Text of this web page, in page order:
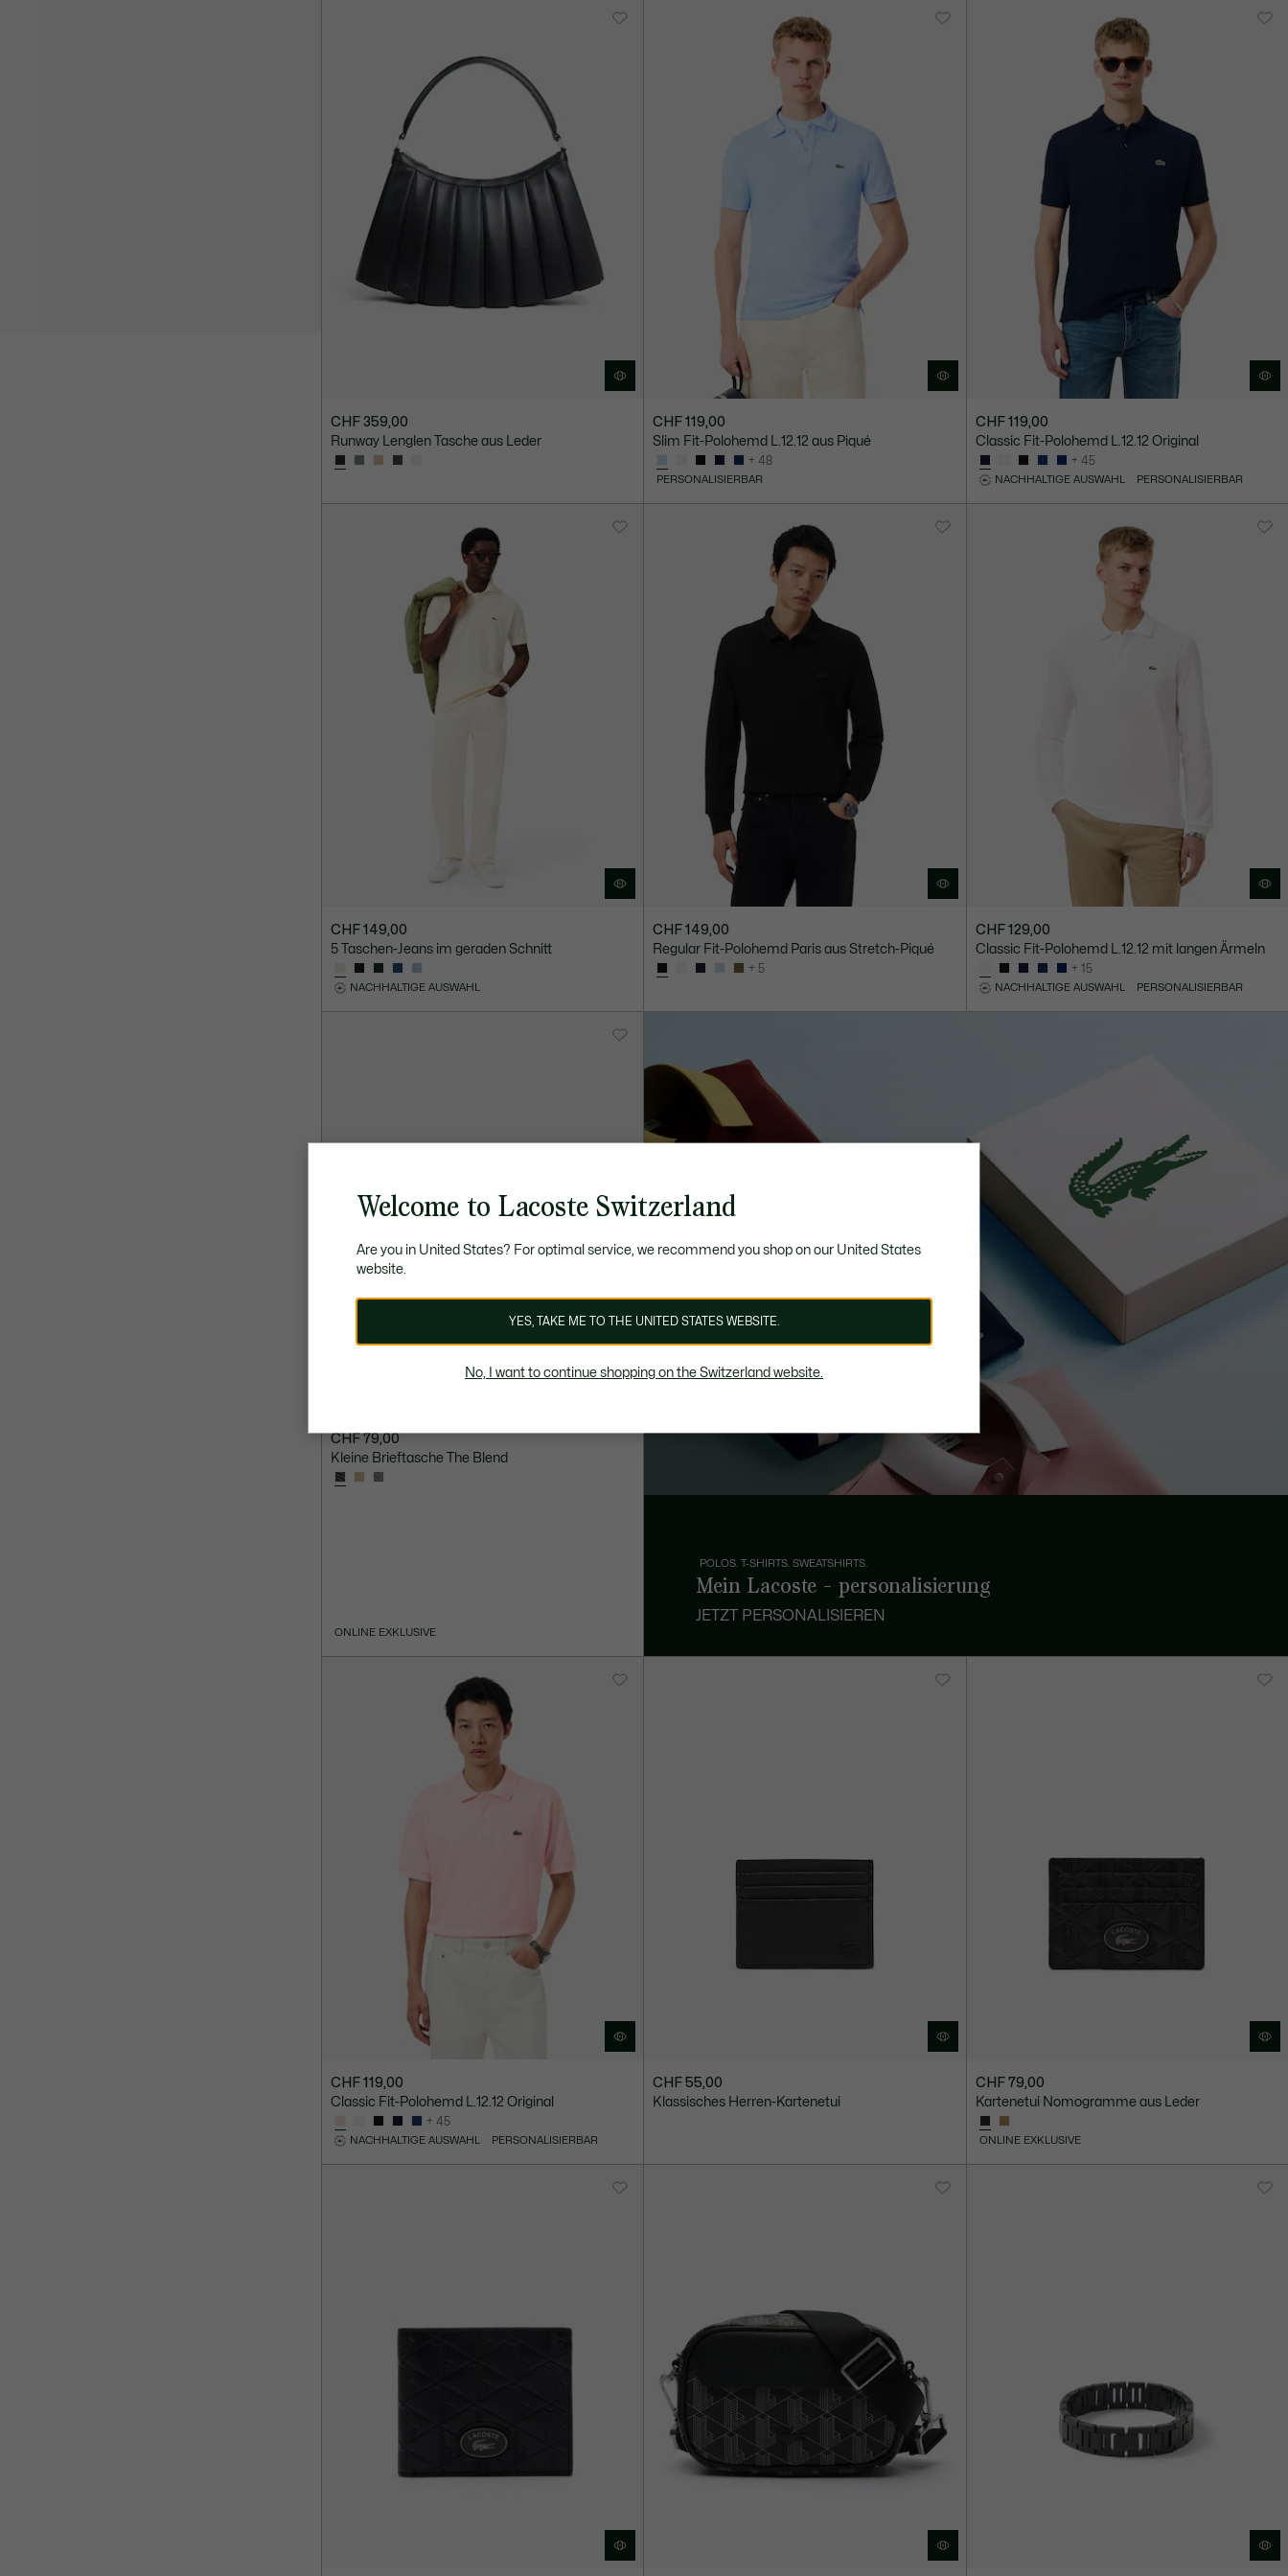
CHF 359,00
Runway Lenglen Tasche aus Leder
CHF 119,00
Slim Fit-Polohemd L.12.12 aus Piqué
+ 48
PERSONALISIERBAR
CHF 119,00
Classic Fit-Polohemd L.12.12 Original
+ 45
NACHHALTIGE AUSWAHL PERSONALISIERBAR
CHF 149,00
5 Taschen-Jeans im geraden Schnitt
NACHHALTIGE AUSWAHL
CHF 149,00
Regular Fit-Polohemd Paris aus Stretch-Piqué
+ 5
CHF 129,00
Classic Fit-Polohemd L.12.12 mit langen Ärmeln
+ 15
NACHHALTIGE AUSWAHL PERSONALISIERBAR
CHF 79,00
Kleine Brieftasche The Blend
ONLINE EXKLUSIVE
POLOS. T-SHIRTS. SWEATSHIRTS.
Mein Lacoste - personalisierung
JETZT PERSONALISIEREN
CHF 119,00
Classic Fit-Polohemd L.12.12 Original
+ 45
NACHHALTIGE AUSWAHL PERSONALISIERBAR
CHF 55,00
Klassisches Herren-Kartenetui
CHF 79,00
Kartenetui Nomogramme aus Leder
ONLINE EXKLUSIVE
Welcome to Lacoste Switzerland
Are you in United States? For optimal service, we recommend you shop on our United States
website.
YES, TAKE ME TO THE UNITED STATES WEBSITE.
No, I want to continue shopping on the Switzerland website.